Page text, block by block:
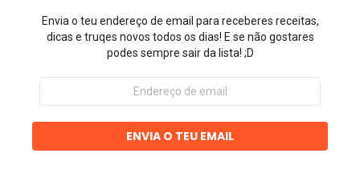
Envia o teu endereço de email para receberes receitas,
dicas e truqes novos todos os dias! E se não gostares
podes sempre sair da lista! ;D
Endereço
email
ENVIA O TEU EMAIL